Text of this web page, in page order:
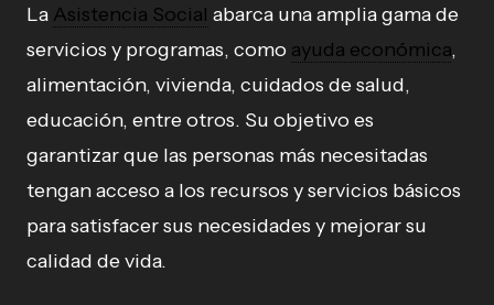
La Asistencia Social abarca una amplia gama de
servicios y programas, como ayuda económica,
alimentación, vivienda, cuidados de salud,
educación, entre otros. Su objetivo es
garantizar que las personas más necesitadas
tengan acceso a los recursos y servicios básicos
para satisfacer sus necesidades y mejorar su
calidad de vida.